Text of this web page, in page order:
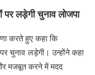
पर लड़ेगी चुनावलोजपा
करते हुए कहा कि
चुनाव लड़ेगी। उन्होंने कहा
मजबूत करने में मदद